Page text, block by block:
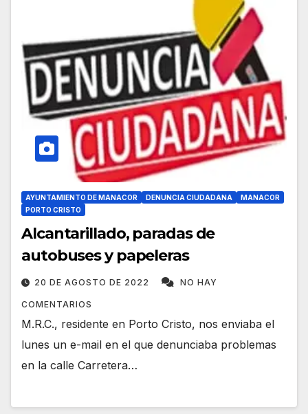
AYUNTAMIENTO DE MANACOR DENUNCIA CIUDADANA
MANACOR
PORTO CRISTO
Alcantarillado, paradas de
autobuses y papeleras
20 DE AGOSTO DE 2022 NO HAY
COMENTARIOS
M.R.C., residente en Porto Cristo, nos enviaba el
lunes un e-mail en el que denunciaba problemas
en la calle Carretera…